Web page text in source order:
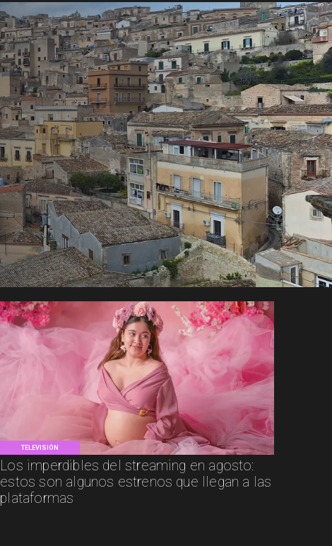
TELEVISIÓN
Los imperdibles del streaming en agosto:
estos son algunos estrenos que llegan a las
plataformas